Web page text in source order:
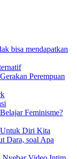
bisa mendapatkan
Perempuan
Feminisme?
Untuk Diri Kita
Dara, soal Apa